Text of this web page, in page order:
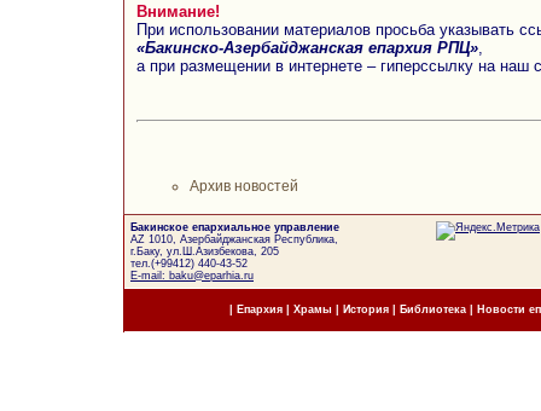
Внимание!
При использовании материалов просьба указывать
«Бакинско-Азербайджанская епархия РПЦ»
а при размещении в интернете – гиперссылку на наш
Архив новостей
Бакинское епархиальное управление
AZ 1010, Азербайджанская Республика,
г.Баку, ул.Ш.Азизбекова, 205
тел.(+99412) 440-43-52
E-mail: baku@eparhia.ru
Епархия| Храмы История| Библиотека Новости